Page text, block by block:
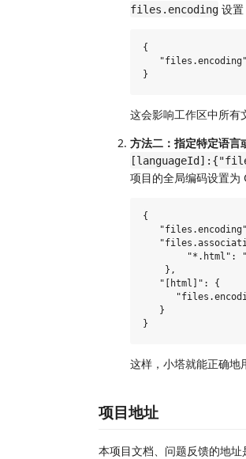
files.encoding 设置
{
这会影响工作区中所有
方法二：指定特定语言
项目的全局编码设置为
{
"*.html":
    },
   "[html]": {
   }
这样，小塔就能正确地
项目地址
本项目文档、问题反馈的地址